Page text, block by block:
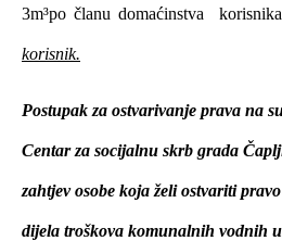
3m³po članu domaćinstva
korisnik.
Postupak za ostvarivanje prava na
Centar za socijalnu skrb grada
zahtjev osobe koja želi ostvariti
dijela troškova komunalnih vodnih